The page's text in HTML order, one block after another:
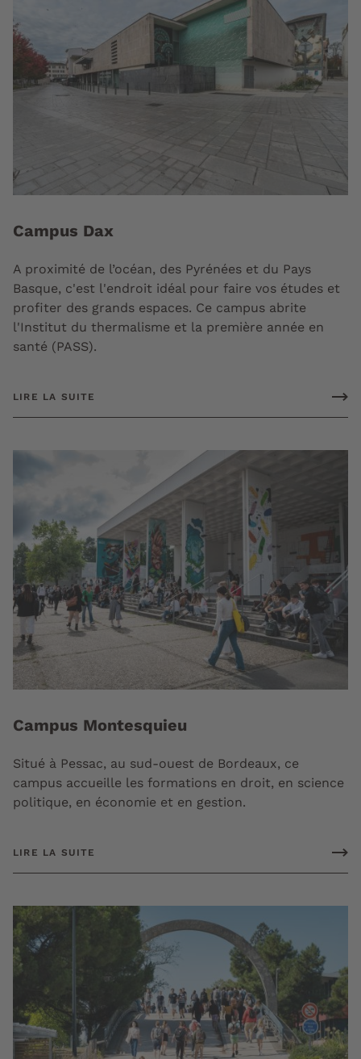
Campus Dax
A proximité de l’océan, des Pyrénées et du Pays
Basque, c'est l'endroit idéal pour faire vos études et
profiter des grands espaces. Ce campus abrite
l'Institut du thermalisme et la première année en
santé (PASS).
LIRE LA SUITE
Campus Montesquieu
Situé à Pessac, au sud-ouest de Bordeaux, ce
campus accueille les formations en droit, en science
politique, en économie et en gestion.
LIRE LA SUITE